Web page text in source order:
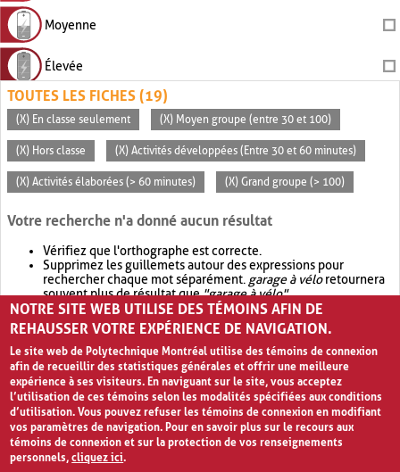
Moyenne
Élevée
TOUTES LES FICHES (19)
(X) En classe seulement (X) Moyen groupe (entre 30 et 100)
(X) Hors classe (X) Activités développées (Entre 30 et 60 minutes)
(X) Activités élaborées (> 60 minutes) (X) Grand groupe (> 100)
Votre recherche n'a donné aucun résultat
Vérifiez que l'orthographe est correcte.
Supprimez les guillemets autour des expressions pour
rechercher chaque mot séparément. garage à véloretournera
souvent plus de résultat que"garage à vélo".
Envisagez d'élargir votre recherche avec OR.garage OR vélo
retournera souvent plus de résultat quegarage à vélo
NOTRE SITE WEB UTILISE DES TÉMOINS AFIN DE
REHAUSSER VOTRE EXPÉRIENCE DE NAVIGATION.
Le site web de Polytechnique Montréal utilise des témoins de connexion
afin de recueillir des statistiques générales et offrir une meilleure
expérience à ses visiteurs. En naviguant sur le site, vous acceptez
l’utilisation de ces témoins selon les modalités spécifiées aux conditions
d’utilisation. Vous pouvez refuser les témoins de connexion en modifiant
vos paramètres de navigation. Pour en savoir plus sur le recours aux
témoins de connexion et sur la protection de vos renseignements
personnels,cliquez ici.